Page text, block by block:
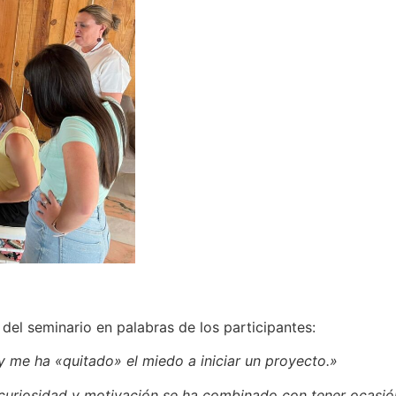
seminario en palabras de los participantes:
ha «quitado» el miedo a iniciar un proyecto.»